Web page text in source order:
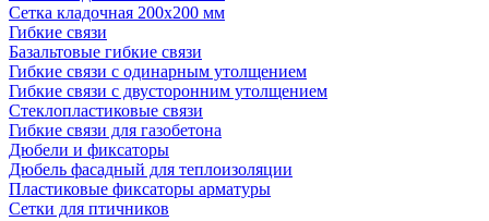
Сетка кладочная 200x200 мм
Гибкие связи
Базальтовые гибкие связи
Гибкие связи с одинарным утолщением
Гибкие связи с двусторонним утолщением
Стеклопластиковые связи
Гибкие связи для газобетона
Дюбели и фиксаторы
Дюбель фасадный для теплоизоляции
Пластиковые фиксаторы арматуры
Сетки для птичников